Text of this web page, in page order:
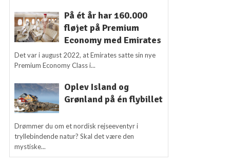
På ét år har 160.000
fløjet på Premium
Economy med Emirates
Det var i august 2022, at Emirates satte sin nye
Premium Economy Class i...
Oplev Island og
Grønland på én flybillet
Drømmer du om et nordisk rejseeventyr i
tryllebindende natur? Skal det være den
mystiske...